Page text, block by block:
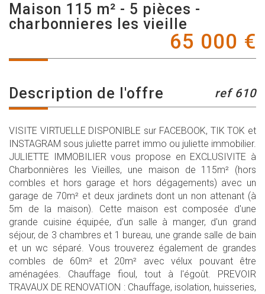
maison 115 m² - 5 pièces -
charbonnieres les vieille
65 000 €
description de l'offre ref 610
VISITE VIRTUELLE DISPONIBLE sur FACEBOOK, TIK TOK et
INSTAGRAM sous juliette parret immo ou juliette immobilier.
JULIETTE IMMOBILIER vous propose en EXCLUSIVITE à
Charbonnières les Vieilles, une maison de 115m² (hors
combles et hors garage et hors dégagements) avec un
garage de 70m² et deux jardinets dont un non attenant (à
5m de la maison). Cette maison est composée d'une
grande cuisine équipée, d'un salle à manger, d'un grand
séjour, de 3 chambres et 1 bureau, une grande salle de bain
et un wc séparé. Vous trouverez également de grandes
combles de 60m² et 20m² avec vélux pouvant être
aménagées. Chauffage fioul, tout à l'égoût. PREVOIR
TRAVAUX DE RENOVATION : Chauffage, isolation, huisseries,